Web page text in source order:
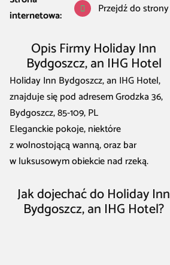
internetowa:
Przejdź do strony
Opis Firmy Holiday Inn
Bydgoszcz, an IHG Hotel
Holiday Inn Bydgoszcz, an IHG Hotel,
znajduje się pod adresem Grodzka 36,
Bydgoszcz, 85-109, PL
Eleganckie pokoje, niektóre
z wolnostojącą wanną, oraz bar
w luksusowym obiekcie nad rzeką.
Jak dojechać do Holiday Inn
Bydgoszcz, an IHG Hotel?